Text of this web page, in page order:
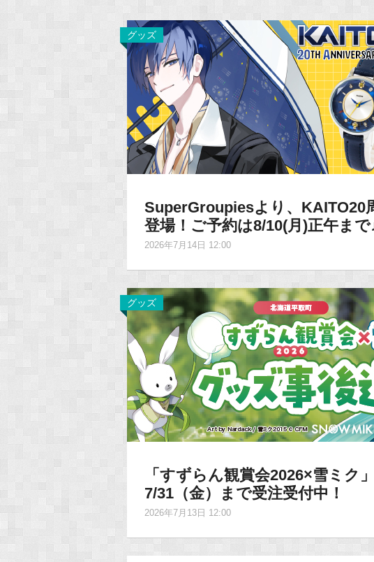
グッズ
SuperGroupiesより、KAITO20
登場！ご予約は8/10(月)正午まで
2026年7月14日 12:00
グッズ
「すずらん観賞会2026×雪ミク
7/31（金）まで受注受付中！
2026年7月13日 12:00